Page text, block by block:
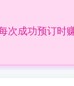
次成功预订时